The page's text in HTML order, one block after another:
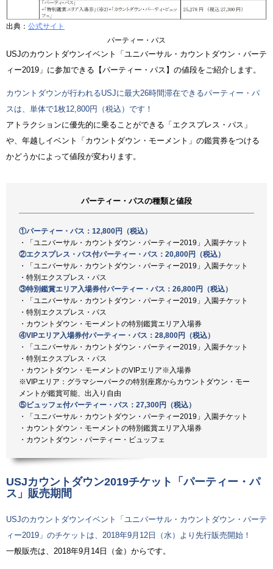
出典： 公式サイト
パーティー・パス
USJのカウントダウンイベント「ユニバーサル・カウントダウン・パーテ
ィー2019」に参加できる【パーティー・パス】の値段をご紹介します。
カウントダウンが行われるUSJに最大26時間滞在できるパーティー・パ
スは、単体で1枚12,800円（税込）です！
アトラクションに優先的に乗ることができる「エクスプレス・パス」
や、年越しイベント「カウントダウン・モーメント」の鑑賞券をつける
かどうかによって値段が変わります。
パーティー・パスの種類と値段
①パーティー・パス：12,800円（税込）
・「ユニバーサル・カウントダウン・パーティー2019」入園チケット
②エクスプレス・パス付パーティー・パス：20,800円（税込）
・「ユニバーサル・カウントダウン・パーティー2019」入園チケット
・特別エクスプレス・パス
③特別鑑賞エリア入場券付パーティー・パス：26,800円（税込）
・「ユニバーサル・カウントダウン・パーティー2019」入園チケット
・特別エクスプレス・パス
・カウントダウン・モーメントの特別鑑賞エリア入場券
④VIPエリア入場券付パーティー・パス：28,800円（税込）
・「ユニバーサル・カウントダウン・パーティー2019」入園チケット
・特別エクスプレス・パス
・カウントダウン・モーメントのVIPエリア※入場券
※VIPエリア：グラマシーパークの特別座席からカウントダウン・モー
メントが鑑賞可能、出入り自由
⑤ビュッフェ付パーティー・パス：27,300円（税込）
・「ユニバーサル・カウントダウン・パーティー2019」入園チケット
・カウントダウン・モーメントの特別鑑賞エリア入場券
・カウントダウン・パーティー・ビュッフェ
USJカウントダウン2019チケット「パーティー・パ
ス」販売期間
USJのカウントダウンイベント「ユニバーサル・カウントダウン・パーテ
ィー2019」のチケットは、2018年9月12日（水）より先行販売開始！
一般販売は、2018年9月14日（金）からです。